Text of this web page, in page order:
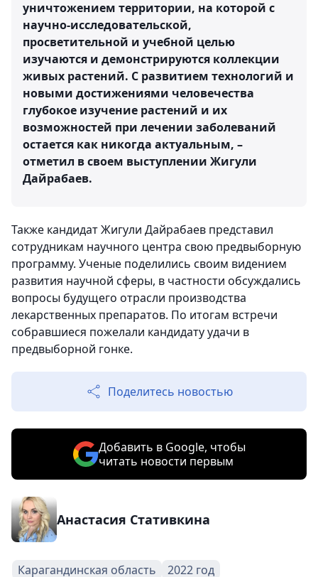
уничтожением территории, на которой с
научно-исследовательской,
просветительной и учебной целью
изучаются и демонстрируются коллекции
живых растений. С развитием технологий и
новыми достижениями человечества
глубокое изучение растений и их
возможностей при лечении заболеваний
остается как никогда актуальным, –
отметил в своем выступлении Жигули
Дайрабаев.
Также кандидат Жигули Дайрабаев представил
сотрудникам научного центра свою предвыборную
программу. Ученые поделились своим видением
развития научной сферы, в частности обсуждались
вопросы будущего отрасли производства
лекарственных препаратов. По итогам встречи
собравшиеся пожелали кандидату удачи в
предвыборной гонке.
Поделитесь новостью
Добавить в Google, чтобы
читать новости первым
Анастасия Стативкина
Карагандинская область 2022 год